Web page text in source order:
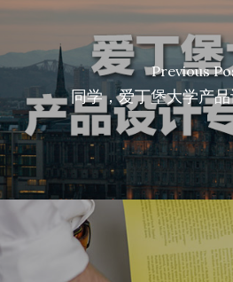
Previous
同学，爱丁堡大学产